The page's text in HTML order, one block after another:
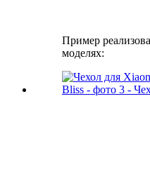
Пример
моделях: